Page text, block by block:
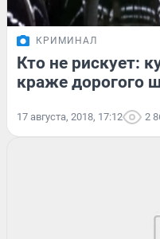
КРИМИНАЛ
Кто не рискует:
краже дорогого
17 августа, 2018, 17:12 2